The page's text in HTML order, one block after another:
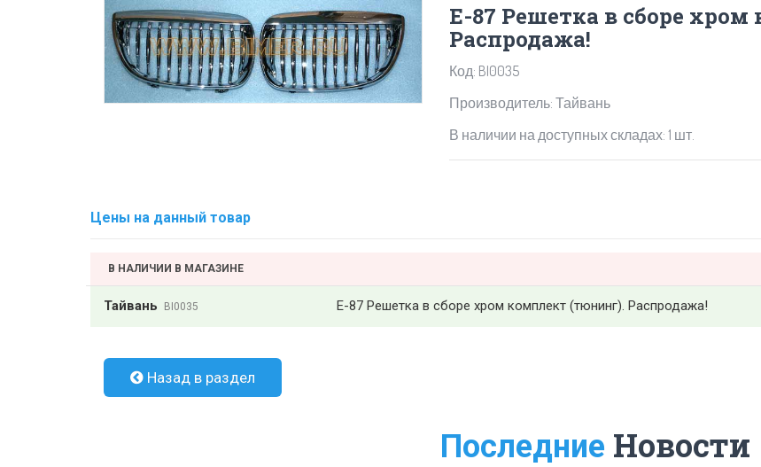
Е-87 Решетка в сборе
Распродажа!
Код: BI0035
Производитель: Тайвань
В наличии на доступных складах: 1 шт.
Цены на данный товар
В НАЛИЧИИ В МАГАЗИНЕ
Тайвань BI0035 Е-87 Решетка в сборе хром комплект (тюнинг). Распродажа!
Назад в раздел
Последние Новости